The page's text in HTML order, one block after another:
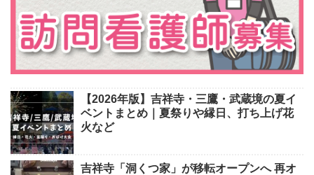
【2026年版】吉祥寺・三鷹・武蔵境の夏イ
ベントまとめ｜夏祭りや縁日、打ち上げ花
火など
吉祥寺「洞くつ家」が移転オープンへ 再オ